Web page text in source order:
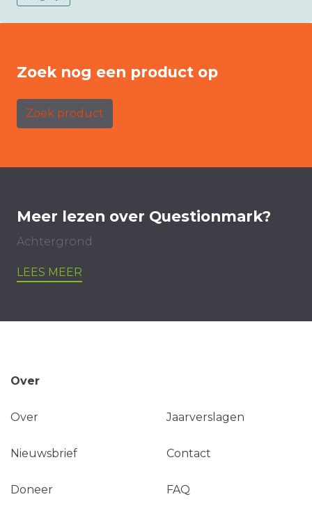
Zoek nog een product op
Zoek product
Meer lezen over Questionmark?
Achtergrond
LEES MEER
Over
Over Jaarverslagen
Nieuwsbrief Contact
Doneer FAQ